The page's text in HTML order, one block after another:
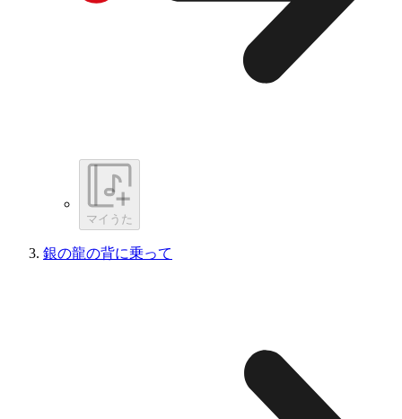
マイうた
銀の龍の背に乗って